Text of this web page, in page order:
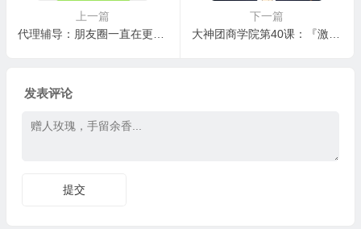
上一篇
下一篇
发表评论